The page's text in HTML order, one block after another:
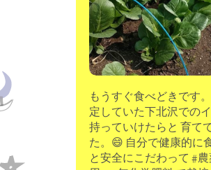
Store
minna kitchen komeco
もうすぐ食べどきです
定していた下北沢での
持っていけたらと 育て
た。😄 自分で健康的に
と安全にこだわって #